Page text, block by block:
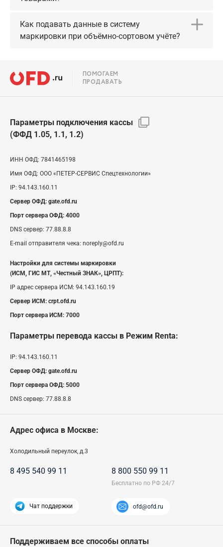
Как подавать данные в систему
маркировки при объёмно-сортовом учёте?
ПОМОГАЕМ
ПРОДАВАТЬ
Параметры подключения кассы
(ФФД 1.05, 1.1, 1.2)
ИНН ОФД: 7841465198
Имя ОФД: ООО «ПЕТЕР-СЕРВИС Спецтехнологии»
IP: 94.143.160.11
Сервер ОФД: gate.ofd.ru
Порт сервера ОФД: 4000
DNS сервер: 77.88.8.8
E-mail отправителя чека: noreply@ofd.ru
Настройки для системы маркировки
(ИСМ, ГИС МТ, «Честный ЗНАК», ЦРПТ):
IP адрес сервера ИСМ: 94.143.160.19
Сервер ИСМ: crpt.ofd.ru
Порт сервера ИСМ: 7000
Параметры перевода кассы в Режим Renta:
IP: 94.143.160.11
Сервер ОФД: gate.ofd.ru
Порт сервера ОФД: 5000
DNS сервер: 77.88.8.8
Адрес офиса в Москве:
Холодильный переулок, д.3
8 495 540 99 11 8 800 550 99 11
Чат поддержки ofd@ofd.ru
Поддерживаем все способы оплаты